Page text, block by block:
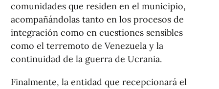
comunidades que residen en el municipio,
acompañándolas tanto en los procesos de
integración como en cuestiones sensibles
como el terremoto de Venezuela y la
continuidad de la guerra de Ucrania.
Finalmente, la entidad que recepcionará el